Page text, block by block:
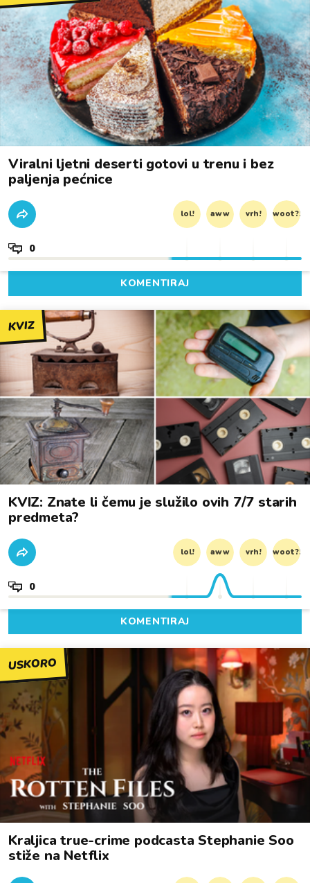
Viralni ljetni deserti gotovi u trenu i bez
paljenja pećnice
lol! aww vrh! woot?!
0
KOMENTIRAJ
KVIZ
KVIZ: Znate li čemu je služilo ovih 7/7 starih
predmeta?
lol! aww vrh! woot?!
0
KOMENTIRAJ
USKORO
Kraljica true-crime podcasta Stephanie Soo
stiže na Netflix